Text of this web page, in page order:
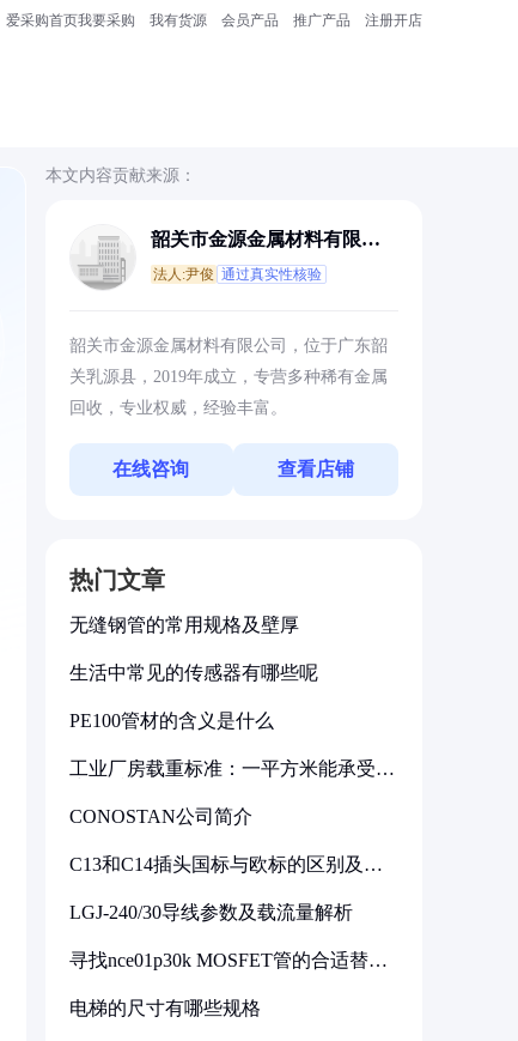
爱采购首页我要采购 我有货源 会员产品 推广产品 注册开店
本文内容贡献来源：
韶关市金源金属材料有限公
法人:尹俊 通过真实性核验
韶关市金源金属材料有限公司，位于广东韶
关乳源县，2019年成立，专营多种稀有金属
回收，专业权威，经验丰富。
在线咨询 查看店铺
热门文章
无缝钢管的常用规格及壁厚
生活中常见的传感器有哪些呢
PE100管材的含义是什么
工业厂房载重标准：一平方米能承受多
CONOSTAN公司简介
C13和C14插头国标与欧标的区别及其
LGJ-240/30导线参数及载流量解析
寻找nce01p30k MOSFET管的合适替代
电梯的尺寸有哪些规格